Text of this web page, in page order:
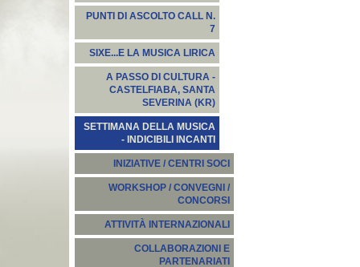
PUNTI DI ASCOLTO CALL N.
7
SIXE...E LA MUSICA LIRICA
A PASSO DI CULTURA -
CASTELFIABA, SANTA
SEVERINA (KR)
SETTIMANA DELLA MUSICA
- INDICIBILI INCANTI
INIZIATIVE / CENTRI SOCI
WORKSHOP / CONVEGNI /
CONCORSI
ATTIVITÀ INTERNAZIONALI
COLLABORAZIONI E
PARTENARIATI